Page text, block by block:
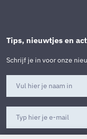
Tips, nieuwtjes en
Schrijf je in voor onze